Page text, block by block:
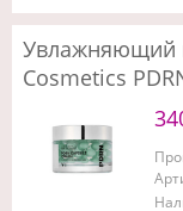
Увлажняющий
Cosmetics